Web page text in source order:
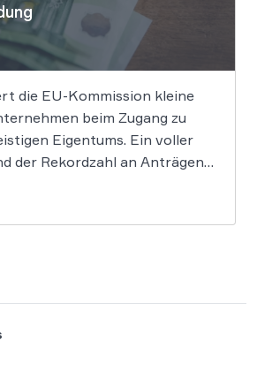
die EU-Kommission kleine
beim Zugang zu
Eigentums. Ein voller
der Rekordzahl an Anträgen
die zugewiesenen Mittel in
immer rasant aufgebraucht.